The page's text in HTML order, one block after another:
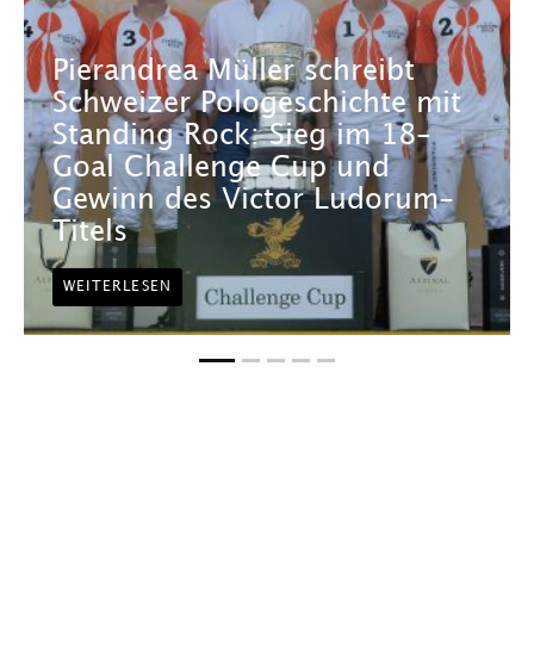
Pierandrea Müller schreibt
Schweizer Pologeschichte mit
Standing Rock: Sieg im 18-
Goal Challenge Cup und
Gewinn des Victor Ludorum-
Titels
WEITERLESEN